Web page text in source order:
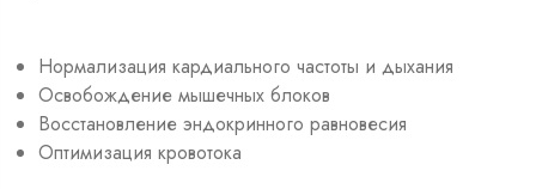
Нормализация кардиального частоты и дыхания
Освобождение мышечных блоков
Восстановление эндокринного равновесия
Оптимизация кровотока